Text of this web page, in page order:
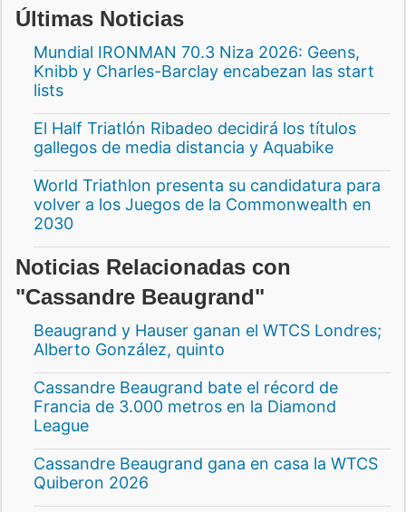
Últimas Noticias
Mundial IRONMAN 70.3 Niza 2026: Geens,
Knibb y Charles-Barclay encabezan las start
lists
El Half Triatlón Ribadeo decidirá los títulos
gallegos de media distancia y Aquabike
World Triathlon presenta su candidatura para
volver a los Juegos de la Commonwealth en
2030
Noticias Relacionadas con
"Cassandre Beaugrand"
Beaugrand y Hauser ganan el WTCS Londres;
Alberto González, quinto
Cassandre Beaugrand bate el récord de
Francia de 3.000 metros en la Diamond
League
Cassandre Beaugrand gana en casa la WTCS
Quiberon 2026